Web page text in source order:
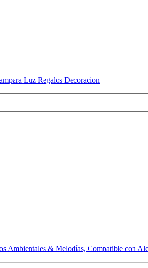
Luz Regalos Decoracion
Ambientales & Melodías, Compatible con